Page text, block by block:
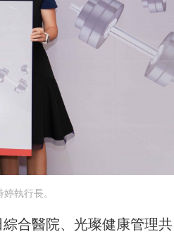
執行長。
合醫院、光璨健康管理共